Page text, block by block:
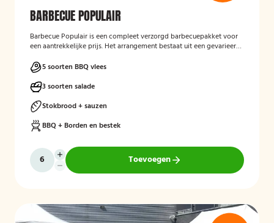
BARBECUE POPULAIR
Barbecue Populair is een compleet verzorgd barbecuepakket voor
een aantrekkelijke prijs. Het arrangement bestaat uit een gevarieerde
stokbrood. Daarnaast worden barbecue, borden en bestek
meegeleverd en weer opgehaald, zodat gasten zorgeloos kunnen
genieten van een gezellige barbecue.
5 soorten BBQ vlees
3 soorten salade
Stokbrood + sauzen
BBQ + Borden en bestek
Toevoegen